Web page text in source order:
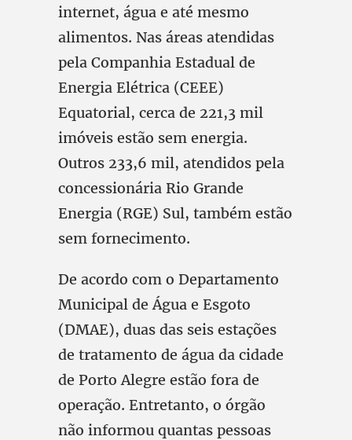
internet, água e até mesmo
alimentos. Nas áreas atendidas
pela Companhia Estadual de
Energia Elétrica (CEEE)
Equatorial, cerca de 221,3 mil
imóveis estão sem energia.
Outros 233,6 mil, atendidos pela
concessionária Rio Grande
Energia (RGE) Sul, também estão
sem fornecimento.
De acordo com o Departamento
Municipal de Água e Esgoto
(DMAE), duas das seis estações
de tratamento de água da cidade
de Porto Alegre estão fora de
operação. Entretanto, o órgão
não informou quantas pessoas